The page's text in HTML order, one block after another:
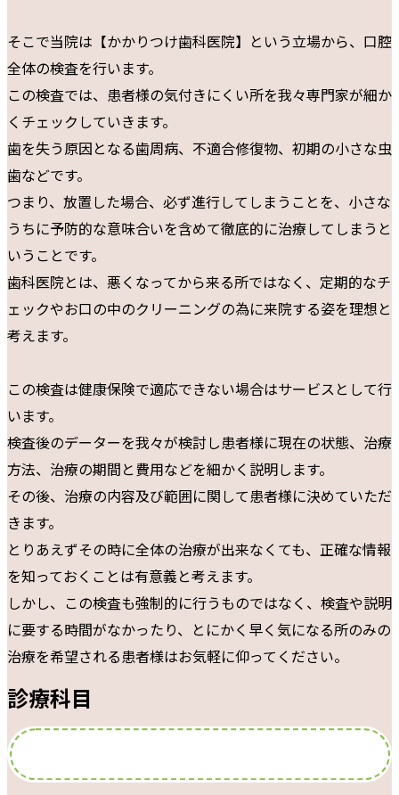
そこで当院は【かかりつけ歯科医院】という立場から、口腔
全体の検査を行います。
この検査では、患者様の気付きにくい所を我々専門家が細か
くチェックしていきます。
歯を失う原因となる歯周病、不適合修復物、初期の小さな虫
歯などです。
つまり、放置した場合、必ず進行してしまうことを、小さな
うちに予防的な意味合いを含めて徹底的に治療してしまうと
いうことです。
歯科医院とは、悪くなってから来る所ではなく、定期的なチ
ェックやお口の中のクリーニングの為に来院する姿を理想と
考えます。
この検査は健康保険で適応できない場合はサービスとして行
います。
検査後のデーターを我々が検討し患者様に現在の状態、治療
方法、治療の期間と費用などを細かく説明します。
その後、治療の内容及び範囲に関して患者様に決めていただ
きます。
とりあえずその時に全体の治療が出来なくても、正確な情報
を知っておくことは有意義と考えます。
しかし、この検査も強制的に行うものではなく、検査や説明
に要する時間がなかったり、とにかく早く気になる所のみの
治療を希望される患者様はお気軽に仰ってください。
診療科目